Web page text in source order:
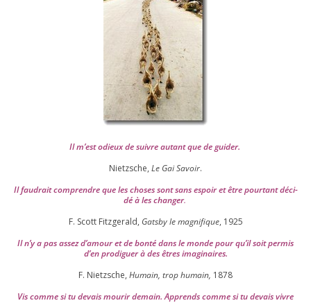
Il m’est odieux de suivre autant que de gui­der.
Nietzsche, Le Gai Savoir.
Il fau­drait com­prendre que les choses sont sans espoir et être pour­tant déci­
dé à les chan­ger.
F. Scott Fitzgerald, Gatsby le magni­fique, 1925
Il n’y a pas assez d’a­mour et de bon­té dans le monde pour qu’il soit per­mis
d’en pro­di­guer à des êtres imaginaires.
F. Nietzsche, Humain, trop humain, 1878
Vis comme si tu devais mou­rir demain. Apprends comme si tu devais vivre